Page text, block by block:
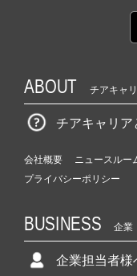
ABOUT チアキャ
チアキャリア
会社概要 ニュースルー
プライバシーポリシー
BUSINESS 企業
企業担当者様